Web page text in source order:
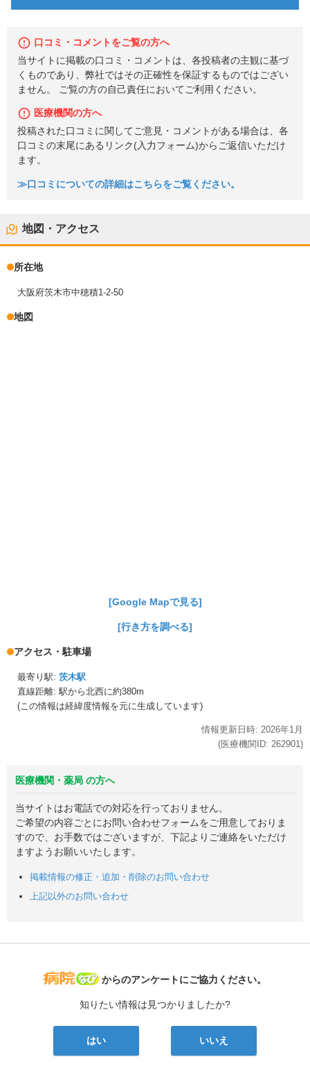
口コミ・コメントをご覧の方へ
当サイトに掲載の口コミ・コメントは、各投稿者の主観に基づ
くものであり、弊社ではその正確性を保証するものではござい
ません。 ご覧の方の自己責任においてご利用ください。
医療機関の方へ
投稿された口コミに関してご意見・コメントがある場合は、各
口コミの末尾にあるリンク(入力フォーム)からご返信いただけ
ます。
≫口コミについての詳細はこちらをご覧ください。
地図・アクセス
所在地
大阪府茨木市中穂積1-2-50
地図
[Google Mapで見る]
[行き方を調べる]
アクセス・駐車場
最寄り駅: 茨木駅
直線距離: 駅から北西に約380m
(この情報は経緯度情報を元に生成しています)
情報更新日時: 2026年1月
(医療機関ID: 262901)
医療機関・薬局 の方へ
当サイトはお電話での対応を行っておりません。
ご希望の内容ごとにお問い合わせフォームをご用意しておりま
すので、お手数ではございますが、下記よりご連絡をいただけ
ますようお願いいたします。
掲載情報の修正・追加・削除のお問い合わせ
上記以外のお問い合わせ
病院なび
からのアンケートにご協力ください。
知りたい情報は見つかりましたか?
はい いいえ